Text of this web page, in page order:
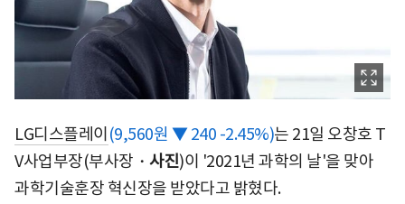
LG디스플레이 (9,560원 ▼ 240 -2.45%)는 21일 오창호 T
V사업부장(부사장・ 사진)이 '2021년 과학의 날'을 맞아
과학기술훈장 혁신장을 받았다고 밝혔다.